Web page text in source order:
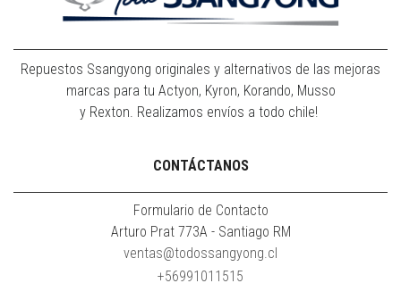
Repuestos Ssangyong originales y alternativos de las mejoras
marcas para tu Actyon, Kyron, Korando, Musso
y Rexton. Realizamos envíos a todo chile!
CONTÁCTANOS
Formulario de Contacto
Arturo Prat 773A - Santiago RM
ventas@todossangyong.cl
+56991011515